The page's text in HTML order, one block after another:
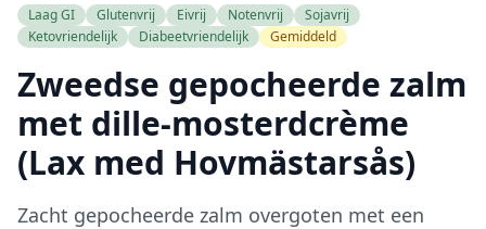
Laag GI Glutenvrij Eivrij Notenvrij
Sojavrij
Ketovriendelijk
Diabeetvriendelijk Gemiddeld
Zweedse gepocheerde zalm
met dille-mosterdcrème
(Lax med Hovmästarsås)
Zacht gepocheerde zalm overgoten met een